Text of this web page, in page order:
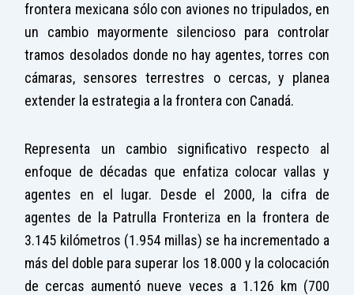
frontera mexicana sólo con aviones no tripulados, en
un cambio mayormente silencioso para controlar
tramos desolados donde no hay agentes, torres con
cámaras, sensores terrestres o cercas, y planea
extender la estrategia a la frontera con Canadá.
Representa un cambio significativo respecto al
enfoque de décadas que enfatiza colocar vallas y
agentes en el lugar. Desde el 2000, la cifra de
agentes de la Patrulla Fronteriza en la frontera de
3.145 kilómetros (1.954 millas) se ha incrementado a
más del doble para superar los 18.000 y la colocación
de cercas aumentó nueve veces a 1.126 km (700